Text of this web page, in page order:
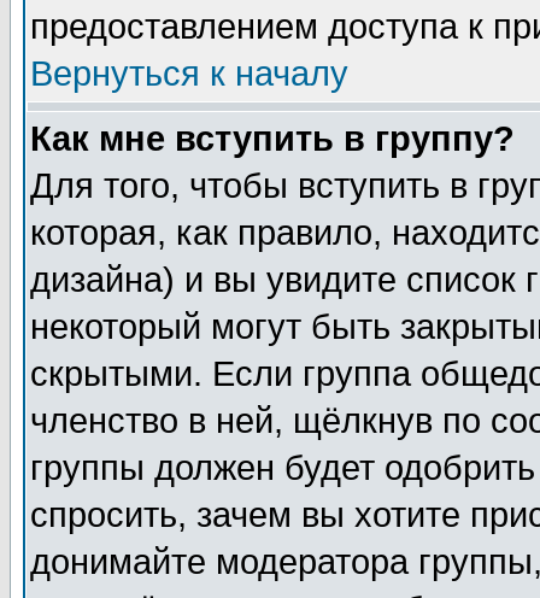
предоставлением доступа к
Вернуться к началу
Как мне вступить в группу?
Для того, чтобы вступить в
которая, как правило,
дизайна) и вы увидите список
некоторый могут быть
скрытыми. Если группа
членство в ней, щёлкнув по
группы должен будет
спросить, зачем вы хотите
донимайте модератора